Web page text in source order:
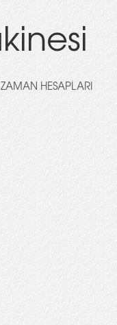
ZAMAN HESAPLARI